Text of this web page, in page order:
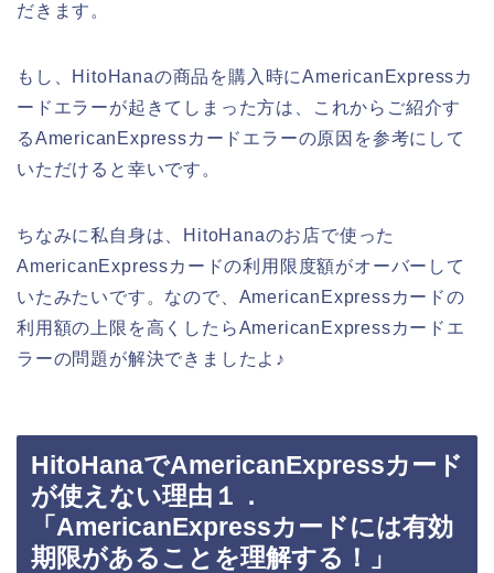
だきます。
もし、HitoHanaの商品を購入時にAmericanExpressカ
ードエラーが起きてしまった方は、これからご紹介す
るAmericanExpressカードエラーの原因を参考にして
いただけると幸いです。
ちなみに私自身は、HitoHanaのお店で使った
AmericanExpressカードの利用限度額がオーバーして
いたみたいです。なので、AmericanExpressカードの
利用額の上限を高くしたらAmericanExpressカードエ
ラーの問題が解決できましたよ♪
HitoHanaでAmericanExpressカード
が使えない理由１．
「AmericanExpressカードには有効
期限があることを理解する！」